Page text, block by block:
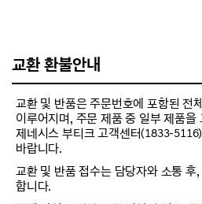
교환 환불안내
교환 및 반품은 주문번호에 포함된 전
이루어지며, 주문 제품 중 일부 제품
제네시스 부티크 고객센터(1833-
바랍니다.
교환 및 반품 접수는 담당자와 소통 후
합니다.